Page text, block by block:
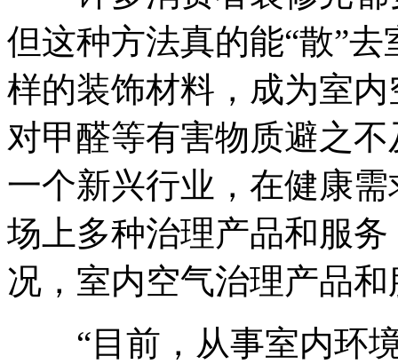
但这种方法真的能“散”
样的装饰材料，成为室
对甲醛等有害物质避之
一个新兴行业，在健康
场上多种治理产品和服
况，室内空气治理产品
“目前，从事室内环境